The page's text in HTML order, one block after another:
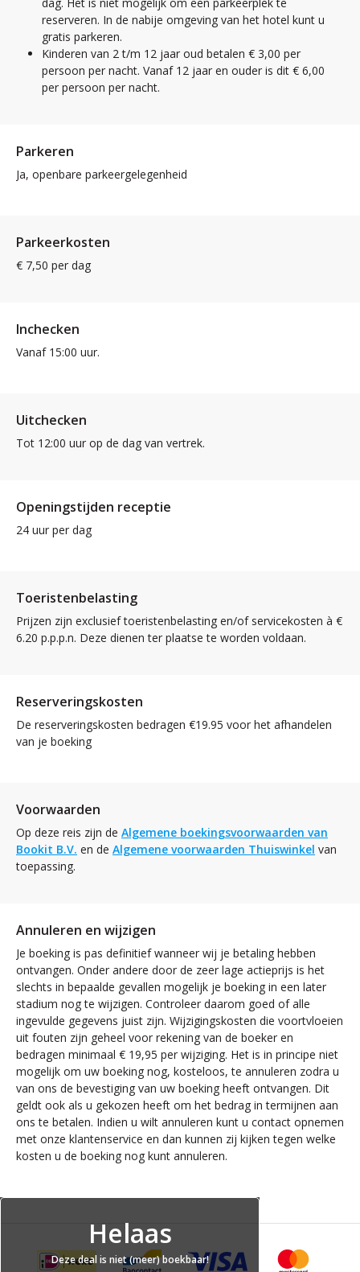
reserveren. In de nabije omgeving van het hotel kunt u
gratis parkeren.
Kinderen van 2 t/m 12 jaar oud betalen € 3,00 per
persoon per nacht. Vanaf 12 jaar en ouder is dit € 6,00
per persoon per nacht.
Parkeren
Ja, openbare parkeergelegenheid
Parkeerkosten
€ 7,50 per dag
Inchecken
Vanaf 15:00 uur.
Uitchecken
Tot 12:00 uur op de dag van vertrek.
Openingstijden receptie
24 uur per dag
Toeristenbelasting
Prijzen zijn exclusief toeristenbelasting en/of servicekosten à €
6.20 p.p.p.n. Deze dienen ter plaatse te worden voldaan.
Reserveringskosten
De reserveringskosten bedragen €19.95 voor het afhandelen
van je boeking
Voorwaarden
Op deze reis zijn de Algemene boekingsvoorwaarden van
Bookit B.V. en de Algemene voorwaarden Thuiswinkel van
toepassing.
Annuleren en wijzigen
Je boeking is pas definitief wanneer wij je betaling hebben
ontvangen. Onder andere door de zeer lage actieprijs is het
slechts in bepaalde gevallen mogelijk je boeking in een later
stadium nog te wijzigen. Controleer daarom goed of alle
ingevulde gegevens juist zijn. Wijzigingskosten die voortvloeien
uit fouten zijn geheel voor rekening van de boeker en
bedragen minimaal € 19,95 per wijziging. Het is in principe niet
mogelijk om uw boeking nog, kosteloos, te annuleren zodra u
van ons de bevestiging van uw boeking heeft ontvangen. Dit
geldt ook als u gekozen heeft om het bedrag in termijnen aan
ons te betalen. Indien u wilt annuleren kunt u contact opnemen
met onze klantenservice en dan kunnen zij kijken tegen welke
kosten u de boeking nog kunt annuleren.
Helaas
Deze deal is niet (meer) boekbaar!